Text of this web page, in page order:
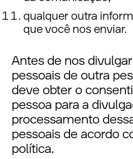
qualquer outra
que você nos enviar.
Antes de nos
pessoais de outra
deve obter o
pessoa para a
processamento
pessoais de acordo
política.